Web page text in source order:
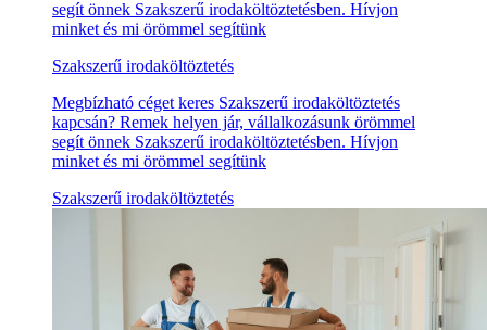
segít önnek Szakszerű irodaköltöztetésben. Hívjon
minket és mi örömmel segítünk
Szakszerű irodaköltöztetés
Megbízható céget keres Szakszerű irodaköltöztetés
kapcsán? Remek helyen jár, vállalkozásunk örömmel
segít önnek Szakszerű irodaköltöztetésben. Hívjon
minket és mi örömmel segítünk
Szakszerű irodaköltöztetés